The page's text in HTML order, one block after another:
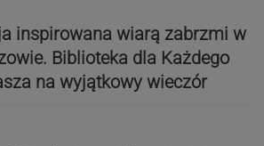
inspirowana wiarą zabrzmi w
Biblioteka dla Każdego
na wyjątkowy wieczór